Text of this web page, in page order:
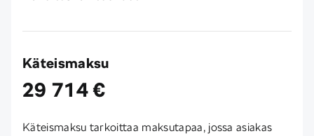
Käteismaksu
29 714 €
Käteismaksu tarkoittaa maksutapaa, jossa asiakas